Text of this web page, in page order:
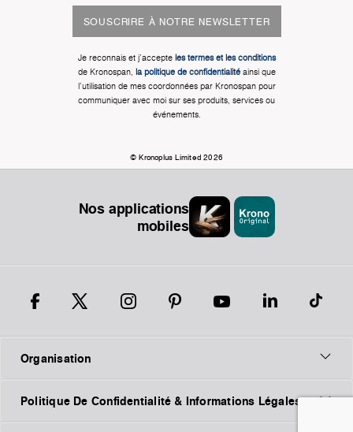
SOUSCRIRE À NOTRE NEWSLETTER
Je reconnais et j'accepte les termes et les conditions
de Kronospan, la politique de confidentialitéainsi que
l'utilisation de mes coordonnées par Kronospan pour
communiquer avec moi sur ses produits, services ou
événements.
© Kronoplus Limited 2026
Nos applications
mobiles
Organisation
Politique De Confidentialité & Informations Légales